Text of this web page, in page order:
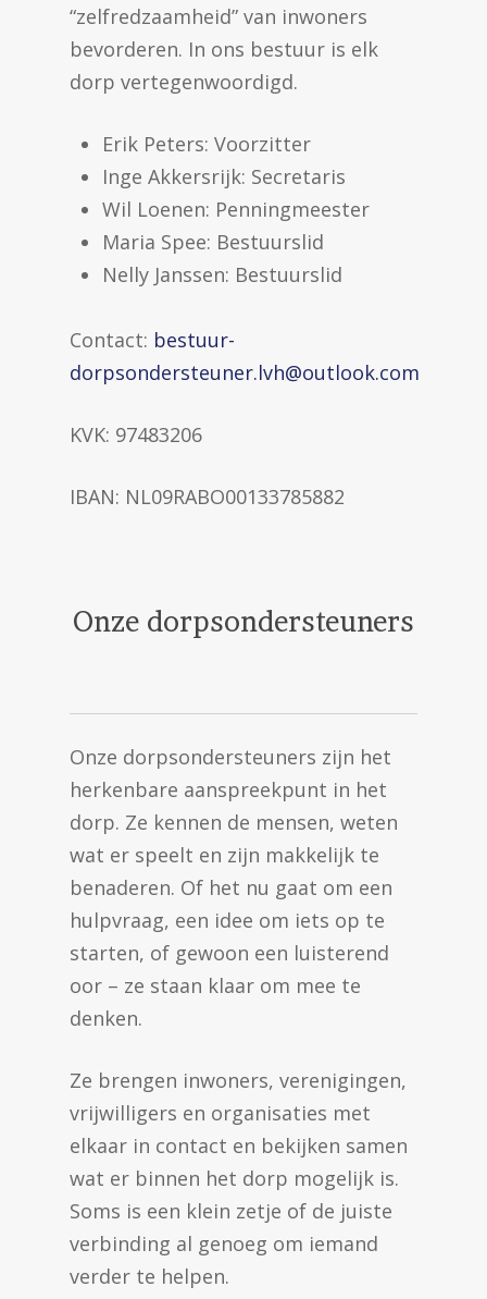
“zelfredzaamheid” van inwoners
bevorderen. In ons bestuur is elk
dorp vertegenwoordigd.
Erik Peters: Voorzitter
Inge Akkersrijk: Secretaris
Wil Loenen: Penningmeester
Maria Spee: Bestuurslid
Nelly Janssen: Bestuurslid
Contact: bestuur-
dorpsondersteuner.lvh@outlook.com
KVK: 97483206
IBAN: NL09RABO00133785882
Onze dorpsondersteuners
Onze dorpsondersteuners zijn het
herkenbare aanspreekpunt in het
dorp. Ze kennen de mensen, weten
wat er speelt en zijn makkelijk te
benaderen. Of het nu gaat om een
hulpvraag, een idee om iets op te
starten, of gewoon een luisterend
oor – ze staan klaar om mee te
denken.
Ze brengen inwoners, verenigingen,
vrijwilligers en organisaties met
elkaar in contact en bekijken samen
wat er binnen het dorp mogelijk is.
Soms is een klein zetje of de juiste
verbinding al genoeg om iemand
verder te helpen.